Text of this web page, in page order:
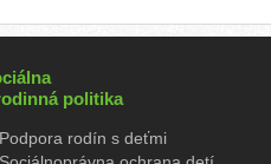
politika
Podpora rodín s deťmi